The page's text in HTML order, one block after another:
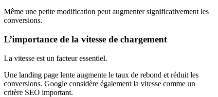
Même une petite modification peut augmenter significativement les
conversions.
L’importance de la vitesse de chargement
La vitesse est un facteur essentiel.
Une landing page lente augmente le taux de rebond et réduit les
conversions. Google considère également la vitesse comme un
critère SEO important.